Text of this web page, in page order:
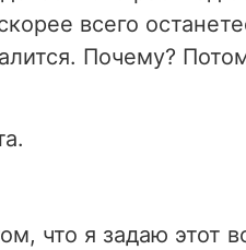
всего
Почему?
что я задаю этот